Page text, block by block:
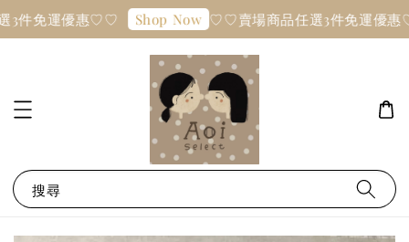
件免運優惠♡♡ Shop Now ♡♡賣場商品任選3件免運優惠
搜尋